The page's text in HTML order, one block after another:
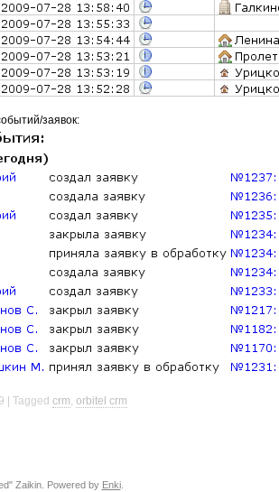
заявок:
Tagged crm, orbitel crm
Zaikin. Powered by Enki.